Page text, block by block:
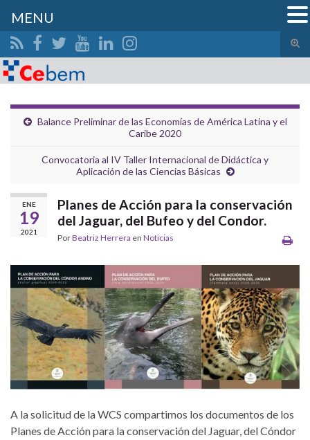
el
Search for:
Balance Preliminar de las Economías de América Latina y el
Caribe 2020
Convocatoria al IV Taller Internacional de Didáctica y
Aplicación de las Ciencias Básicas
ENE
19
2021
Planes de Acción para la conservación
del Jaguar, del Bufeo y del Condor.
PorBeatriz Herrera en Noticias
A la solicitud de la WCS compartimos los documentos de los
Planes de Acción para la conservación del Jaguar, del Cóndor
MENU